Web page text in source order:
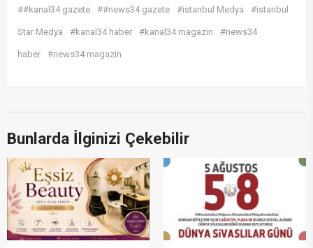
##kanal34 gazete ##news34 gazete #istanbul Medya #istanbul
Star Medya #kanal34 haber #kanal34 magazin #news34
haber #news34 magazin
Bunlarda İlginizi Çekebilir